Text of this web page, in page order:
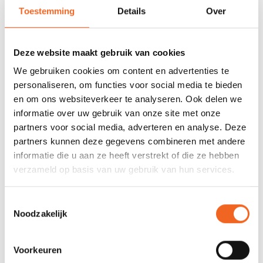
Toestemming Details Over
Deze website maakt gebruik van cookies
We gebruiken cookies om content en advertenties te
personaliseren, om functies voor social media te bieden
en om ons websiteverkeer te analyseren. Ook delen we
informatie over uw gebruik van onze site met onze
partners voor social media, adverteren en analyse. Deze
partners kunnen deze gegevens combineren met andere
informatie die u aan ze heeft verstrekt of die ze hebben
verzameld op basis van uw gebruik van hun services.
Noodzakelijk
Voorkeuren
Materiaal Nylon 200D
Verstelbaarheid:
2 banden per zijkant +
schouderbanden
Rits: Ja (YKK)
Zakken: 3
Drinkzak optie: Ja
Drijfvermogen:
W-XS/S (45 N)‚ W-M/L (50 N)‚